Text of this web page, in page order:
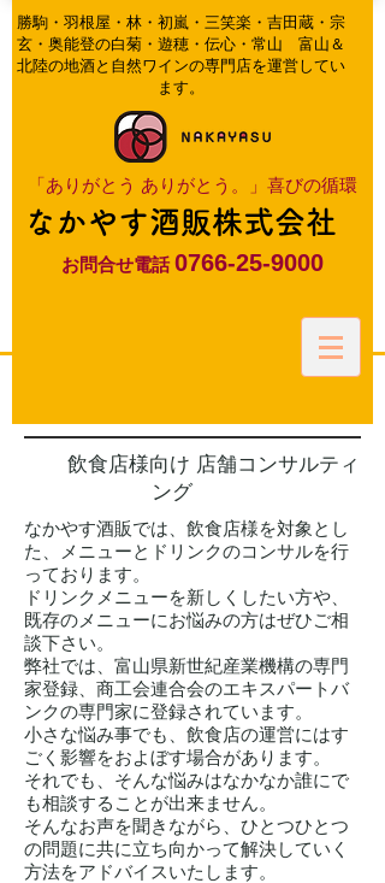
​勝駒・羽根屋・林・初嵐・三笑楽・吉田蔵・宗
玄・奥能登の白菊・遊穂・伝心・常山 富山＆
北陸の地酒と自然ワインの専門店を運営してい
ます。
​「ありがとう ありがとう。」喜びの循環
なかやす酒販株式会社
お問合せ電話 0766-25-9000
飲食店様向け 店舗コンサルティ
ング
なかやす酒販では、飲食店様を対象とし
た、メニューとドリンクのコンサルを行
っております。
ドリンクメニューを新しくしたい方や、
既存のメニューにお悩みの方はぜひご相
談下さい。
弊社では、富山県新世紀産業機構の専門
家登録、商工会連合会のエキスパートバ
ンクの専門家に登録されています。
小さな悩み事でも、飲食店の運営にはす
ごく影響をおよぼす場合があります。
それでも、そんな悩みはなかなか誰にで
も相談することが出来ません。
そんなお声を聞きながら、ひとつひとつ
の問題に共に立ち向かって解決していく
方法をアドバイスいたします。